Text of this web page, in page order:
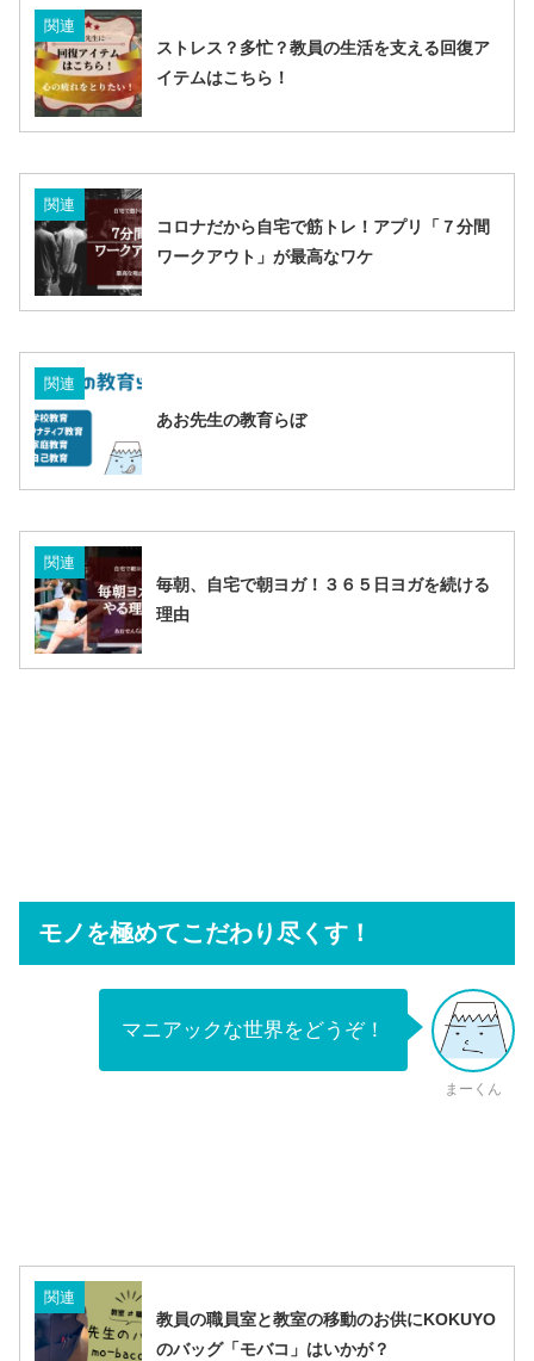
関連
ストレス？多忙？教員の生活を支える回復ア
イテムはこちら！
関連
コロナだから自宅で筋トレ！アプリ「７分間
ワークアウト」が最高なワケ
関連
あお先生の教育らぼ
関連
毎朝、自宅で朝ヨガ！３６５日ヨガを続ける
理由
モノを極めてこだわり尽くす！
マニアックな世界をどうぞ！
まーくん
関連
教員の職員室と教室の移動のお供にKOKUYO
のバッグ「モバコ」はいかが？